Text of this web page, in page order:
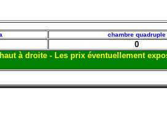
chambre quadruple
0
à droite - Les prix éventuellement